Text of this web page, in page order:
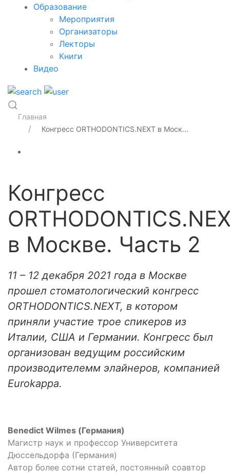
Образование
Мероприятия
Организаторы
Лекторы
Книги
Видео
Главная
Конгресс ORTHODONTICS.NEXT в Моск...
Конгресс
в Москве. Часть 2
11 – 12 декабря 2021 года в Москве
прошел стоматологический конгресс
ORTHODONTICS.NEXT, в котором
приняли участие трое спикеров из
Италии, США и Германии. Конгресс был
организован ведущим российским
производителемм элайнеров, компанией
Eurokappa.
Benedict Wilmes (Германия)
Магистр наук и профессор Университета
Дюссельдорфа (Германия)
Автор более сотни статей, постоянный соавтор